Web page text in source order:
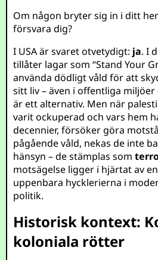
Om någon bryter sig in i ditt
försvara dig?
I USA är svaret otvetydigt: ja. I
tillåter lagar som “Stand Your
använda dödligt våld för att
sitt liv – även i offentliga
är ett alternativ. Men när
varit ockuperad och vars hem
decennier, försöker göra
pågående våld, nekas de inte
hänsyn – de stämplas som
motsägelse ligger i hjärtat av
uppenbara hycklerierna i
politik.
Historisk kontext:
koloniala rötter